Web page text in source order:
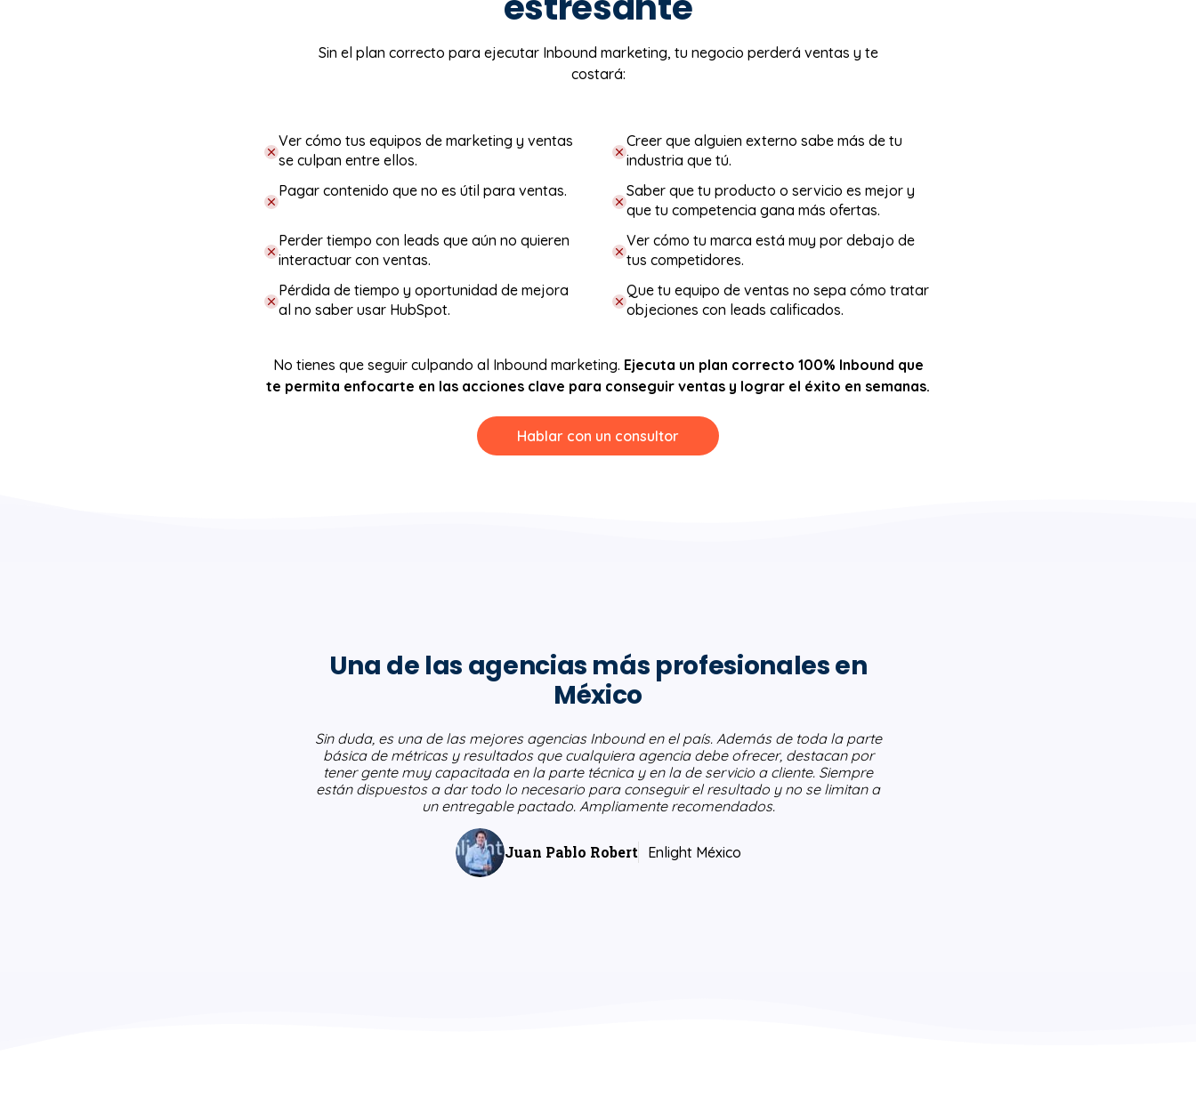
Sin el plan correcto para ejecutar Inbound marketing, tu negocio perderá ventas y te
costará:
Ver cómo tus equipos de marketing y ventas
se culpan entre ellos.
Creer que alguien externo sabe más de tu
industria que tú.
Pagar contenido que no es útil para ventas.
Saber que tu producto o servicio es mejor y
que tu competencia gana más ofertas.
Perder tiempo con leads que aún no quieren
interactuar con ventas.
Ver cómo tu marca está muy por debajo de
tus competidores.
Pérdida de tiempo y oportunidad de mejora
al no saber usar HubSpot.
Que tu equipo de ventas no sepa cómo tratar
objeciones con leads calificados.
No tienes que seguir culpando al Inbound marketing. Ejecuta un plan correcto 100% Inbound que
te permita enfocarte en las acciones clave para conseguir ventas y lograr el éxito en semanas.
Hablar con un consultor
Una de las agencias más profesionales en
México
Sin duda, es una de las mejores agencias Inbound en el país. Además de toda la parte
básica de métricas y resultados que cualquiera agencia debe ofrecer, destacan por
tener gente muy capacitada en la parte técnica y en la de servicio a cliente. Siempre
están dispuestos a dar todo lo necesario para conseguir el resultado y no se limitan a
un entregable pactado. Ampliamente recomendados.
Juan Pablo Robert Enlight México